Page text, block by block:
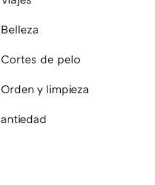
Belleza
Cortes de pelo
Orden y limpieza
antiedad